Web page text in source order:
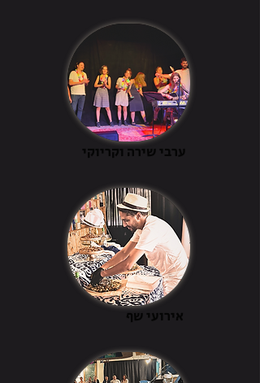
ערבי שירה וקריוקי